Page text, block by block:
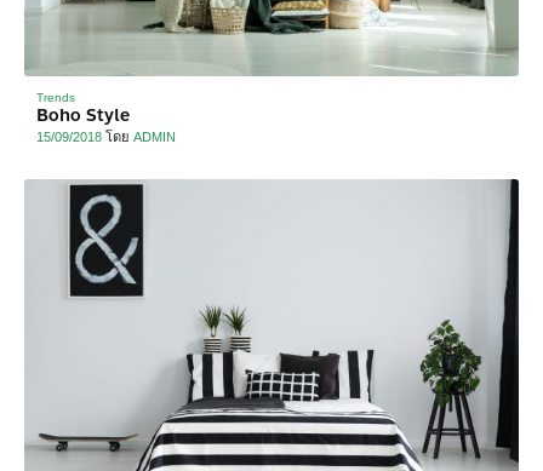
Trends
Boho Style
15/09/2018 โดย ADMIN